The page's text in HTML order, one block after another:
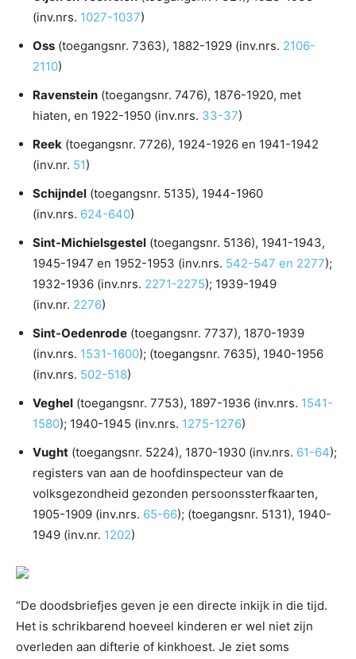
(inv.nrs. 1027-1037)
Oss (toegangsnr. 7363), 1882-1929 (inv.nrs. 2106-
2110)
Ravenstein (toegangsnr. 7476), 1876-1920, met
hiaten, en 1922-1950 (inv.nrs. 33-37)
Reek (toegangsnr. 7726), 1924-1926 en 1941-1942
(inv.nr. 51)
Schijndel (toegangsnr. 5135), 1944-1960
(inv.nrs. 624-640)
Sint-Michielsgestel (toegangsnr. 5136), 1941-1943,
1945-1947 en 1952-1953 (inv.nrs. 542-547 en 2277);
1932-1936 (inv.nrs. 2271-2275); 1939-1949
(inv.nr. 2276)
Sint-Oedenrode (toegangsnr. 7737), 1870-1939
(inv.nrs. 1531-1600); (toegangsnr. 7635), 1940-1956
(inv.nrs. 502-518)
Veghel (toegangsnr. 7753), 1897-1936 (inv.nrs. 1541-
1580); 1940-1945 (inv.nrs. 1275-1276)
Vught (toegangsnr. 5224), 1870-1930 (inv.nrs. 61-64);
registers van aan de hoofdinspecteur van de
volksgezondheid gezonden persoonssterfkaarten,
1905-1909 (inv.nrs. 65-66); (toegangsnr. 5131), 1940-
1949 (inv.nr. 1202)
“De doodsbriefjes geven je een directe inkijk in die tijd.
Het is schrikbarend hoeveel kinderen er wel niet zijn
overleden aan difterie of kinkhoest. Je ziet soms